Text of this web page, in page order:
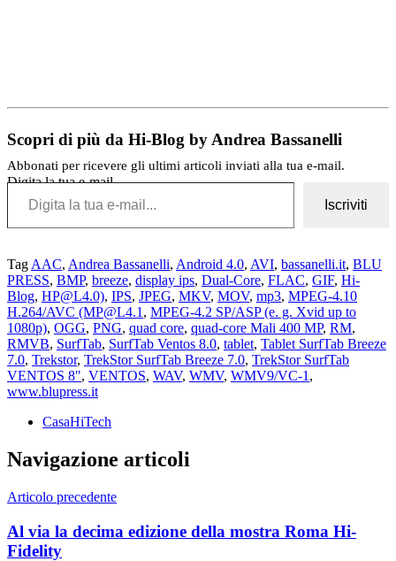
Scopri di più da Hi-Blog by Andrea Bassanelli
Abbonati per ricevere gli ultimi articoli inviati alla tua e-mail.
Digita la tua e-mail...
Iscriviti
Tag AAC, Andrea Bassanelli, Android 4.0, AVI, bassanelli.it, BLU
PRESS, BMP, breeze, display ips, Dual-Core, FLAC, GIF, Hi-
Blog, HP@L4.0), IPS, JPEG, MKV, MOV, mp3, MPEG-4.10
H.264/AVC (MP@L4.1 , MPEG-4.2 SP/ASP (e. g. Xvid up to
1080p), OGG, PNG, quad core, quad-core Mali 400 MP, RM,
RMVB, SurfTab, SurfTab Ventos 8.0, tablet, Tablet SurfTab Breeze
7.0, Trekstor, TrekStor SurfTab Breeze 7.0, TrekStor SurfTab
VENTOS 8", VENTOS, WAV, WMV, WMV9/VC-1 ,
www.blupress.it
CasaHiTech
Navigazione articoli
Articolo precedente
Al via la decima edizione della mostra Roma Hi-
Fidelity